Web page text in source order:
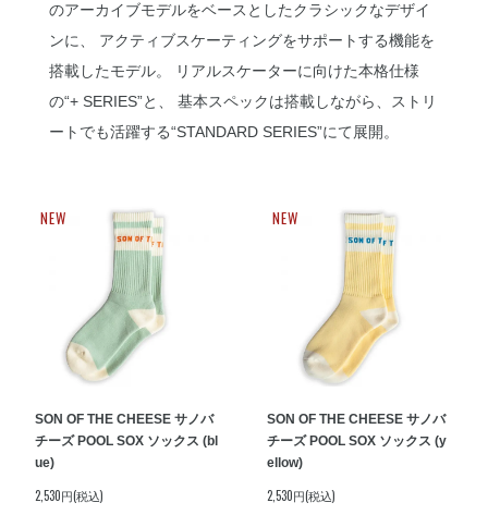
のアーカイブモデルをベースとしたクラシックなデザイ
ンに、 アクティブスケーティングをサポートする機能を
搭載したモデル。 リアルスケーターに向けた本格仕様
の“+ SERIES”と、 基本スペックは搭載しながら、ストリ
ートでも活躍する“STANDARD SERIES”にて展開。
NEW
SON OF THE CHEESE サノバ
チーズ POOL SOX ソックス (bl
ue)
2,530円(税込)
NEW
SON OF THE CHEESE サノバ
チーズ POOL SOX ソックス (y
ellow)
2,530円(税込)